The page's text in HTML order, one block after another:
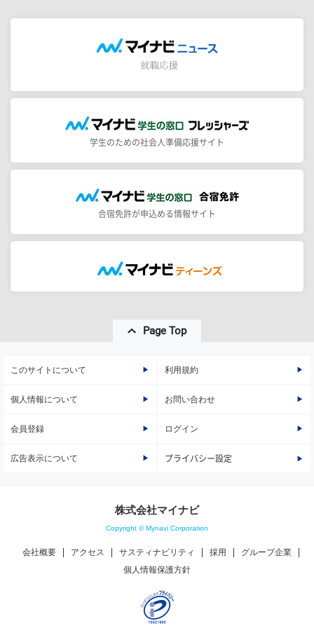
学生のための社会人準備応援サイト
合宿免許が申込める情報サイト
Page Top
このサイトについて 利用規約
個人情報について お問い合わせ
会員登録 ログイン
広告表示について プライバシー設定
株式会社マイナビ
Copyright © Mynavi Corporation
会社概要 アクセス サスティナビリティ 採用
グループ企業
個人情報保護方針